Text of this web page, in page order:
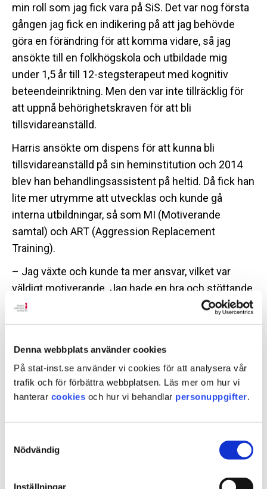
Denna webbplats använder cookies
På stat-inst.se använder vi cookies för att analysera vår
trafik och för förbättra webbplatsen. Läs mer om hur vi
hanterar cookies och hur vi behandlar personuppgifter.
Nödvändig
Inställningar
min roll som jag fick vara på SiS. Det var nog första
gången jag fick en indikering på att jag behövde
göra en förändring för att komma vidare, så jag
ansökte till en folkhögskola och utbildade mig
under 1,5 år till 12-stegsterapeut med kognitiv
beteendeinriktning. Men den var inte tillräcklig för
att uppnå behörighetskraven för att bli
tillsvidareanställd.
Harris ansökte om dispens för att kunna bli
tillsvidareanställd på sin heminstitution och 2014
blev han behandlingsassistent på heltid. Då fick han
lite mer utrymme att utvecklas och kunde gå
interna utbildningar, så som MI (Motiverande
samtal) och ART (Aggression Replacement
Training).
– Jag växte och kunde ta mer ansvar, vilket var
väldigt motiverande. Jag hade en bra och stöttande
chef och en bra grupp, berättar han.
–I samma veva ansökte jag till
valideringsprogrammet och blev antagen, fortsätter
Harris.
Hur var det att plugga samtidigt som
– Det går definitivt om man vill. Det handlar om
drivkraften! Den största svårigheten i min karriär var